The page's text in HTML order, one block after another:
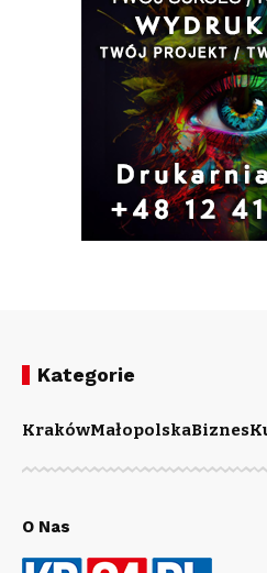
Kategorie
KrakówMałopolskaBiznes
O Nas